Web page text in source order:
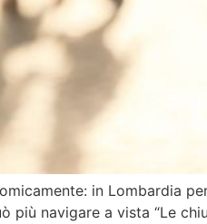
in Lombardia
più navigare a vista “Le